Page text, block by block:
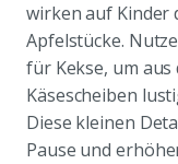
wirken auf Kinder
Apfelstücke.
für Kekse, um aus
Käsescheiben
Diese kleinen
Pause und